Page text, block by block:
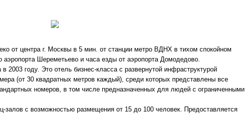
от центра г. Москвы в 5 мин. от станции метро ВДНХ в тихом спокойном
Шереметьево и часа езды от аэропорта Домодедово.
2003 году. Это отель бизнес-класса с развернутой инфраструктурой
(от 30 квадратных метров каждый), среди которых представлены все
номеров, в том числе предназначенных для людей с ограниченными
залов с возможностью размещения от 15 до 100 человек. Предоставляется